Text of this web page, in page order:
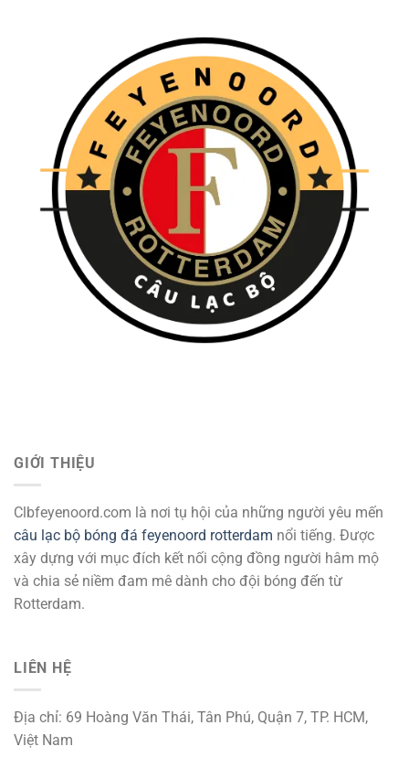
GIỚI THIỆU
Clbfeyenoord.com là nơi tụ hội của những người yêu mến
câu lạc bộ bóng đá feyenoord rotterdam nổi tiếng. Được
xây dựng với mục đích kết nối cộng đồng người hâm mộ
và chia sẻ niềm đam mê dành cho đội bóng đến từ
Rotterdam.
LIÊN HỆ
Địa chỉ: 69 Hoàng Văn Thái, Tân Phú, Quận 7, TP. HCM,
Việt Nam